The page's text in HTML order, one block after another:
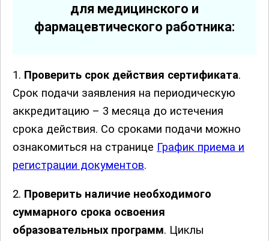
для медицинского и
фармацевтического работника:
1. Проверить срок действия сертификата.
Cрок подачи заявления на периодическую
аккредитацию – 3 месяца до истечения
срока действия. Со сроками подачи можно
ознакомиться на странице График приема и
регистрации документов.
2. Проверить наличие необходимого
суммарного срока освоения
образовательных программ. Циклы